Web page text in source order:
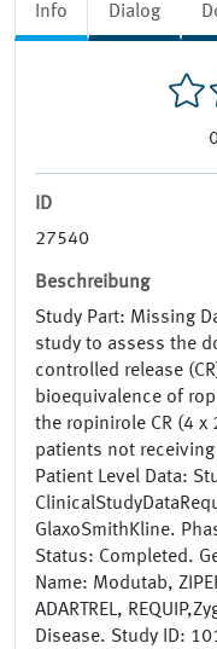
Info Dialog
ID
27540
Beschreibung
Study Part: Missing
study to assess the
controlled release
bioequivalence of
the ropinirole CR (4 x
patients not
Patient Level Data:
GlaxoSmithKline.
Status: Completed.
Name: Modutab,
ADARTREL,
Disease. Study ID: